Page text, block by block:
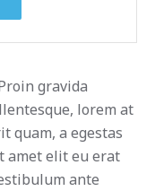
gravida
lorem at
quam, a egestas
amet elit eu erat
ante